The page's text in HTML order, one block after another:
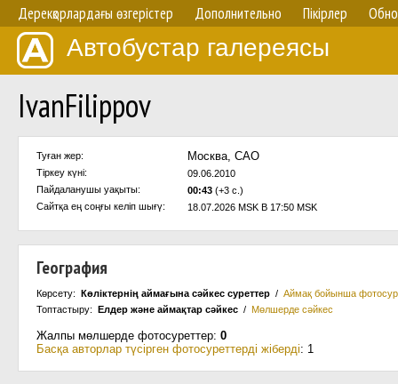
Дерекқорлардағы өзгерістер Дополнительно Пікірлер
Автобустар галереясы
IvanFilippov
Туған жер: Москва, САО
Тіркеу күні:
09.06.2010
Пайдаланушы уақыты:
00:43 (+3 с.)
Сайтқа ең соңғы келіп шығү:
18.07.2026 MSK В 17:50 MSK
География
Көрсету: Көліктернің аймағына сәйкес суреттер / Аймақ бойынша
Топтастыру: Елдер және аймақтар сәйкес / Мөлшерде сәйкес
Жалпы мөлшерде фотосуреттер: 0
Басқа авторлар түсірген фотосуреттерді жіберді: 1